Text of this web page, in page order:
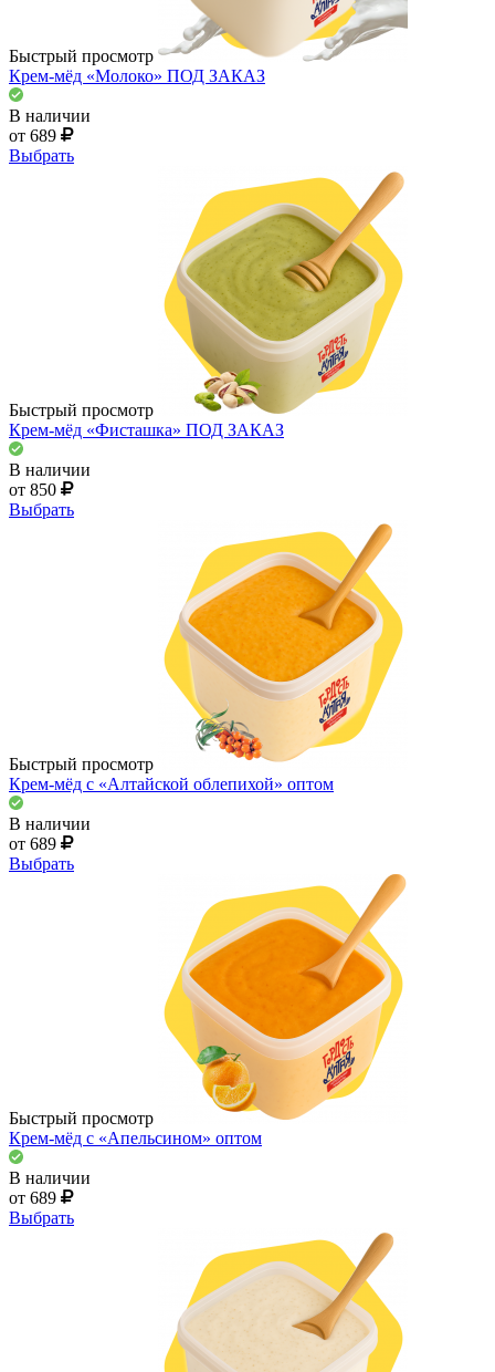
Быстрый просмотр
Крем-мёд «Молоко» ПОД ЗАКАЗ
В наличии
от 689
Выбрать
Быстрый просмотр
Крем-мёд «Фисташка» ПОД ЗАКАЗ
В наличии
от 850
Выбрать
Быстрый просмотр
Крем-мёд с «Алтайской облепихой» оптом
В наличии
от 689
Выбрать
Быстрый просмотр
Крем-мёд с «Апельсином» оптом
В наличии
от 689
Выбрать